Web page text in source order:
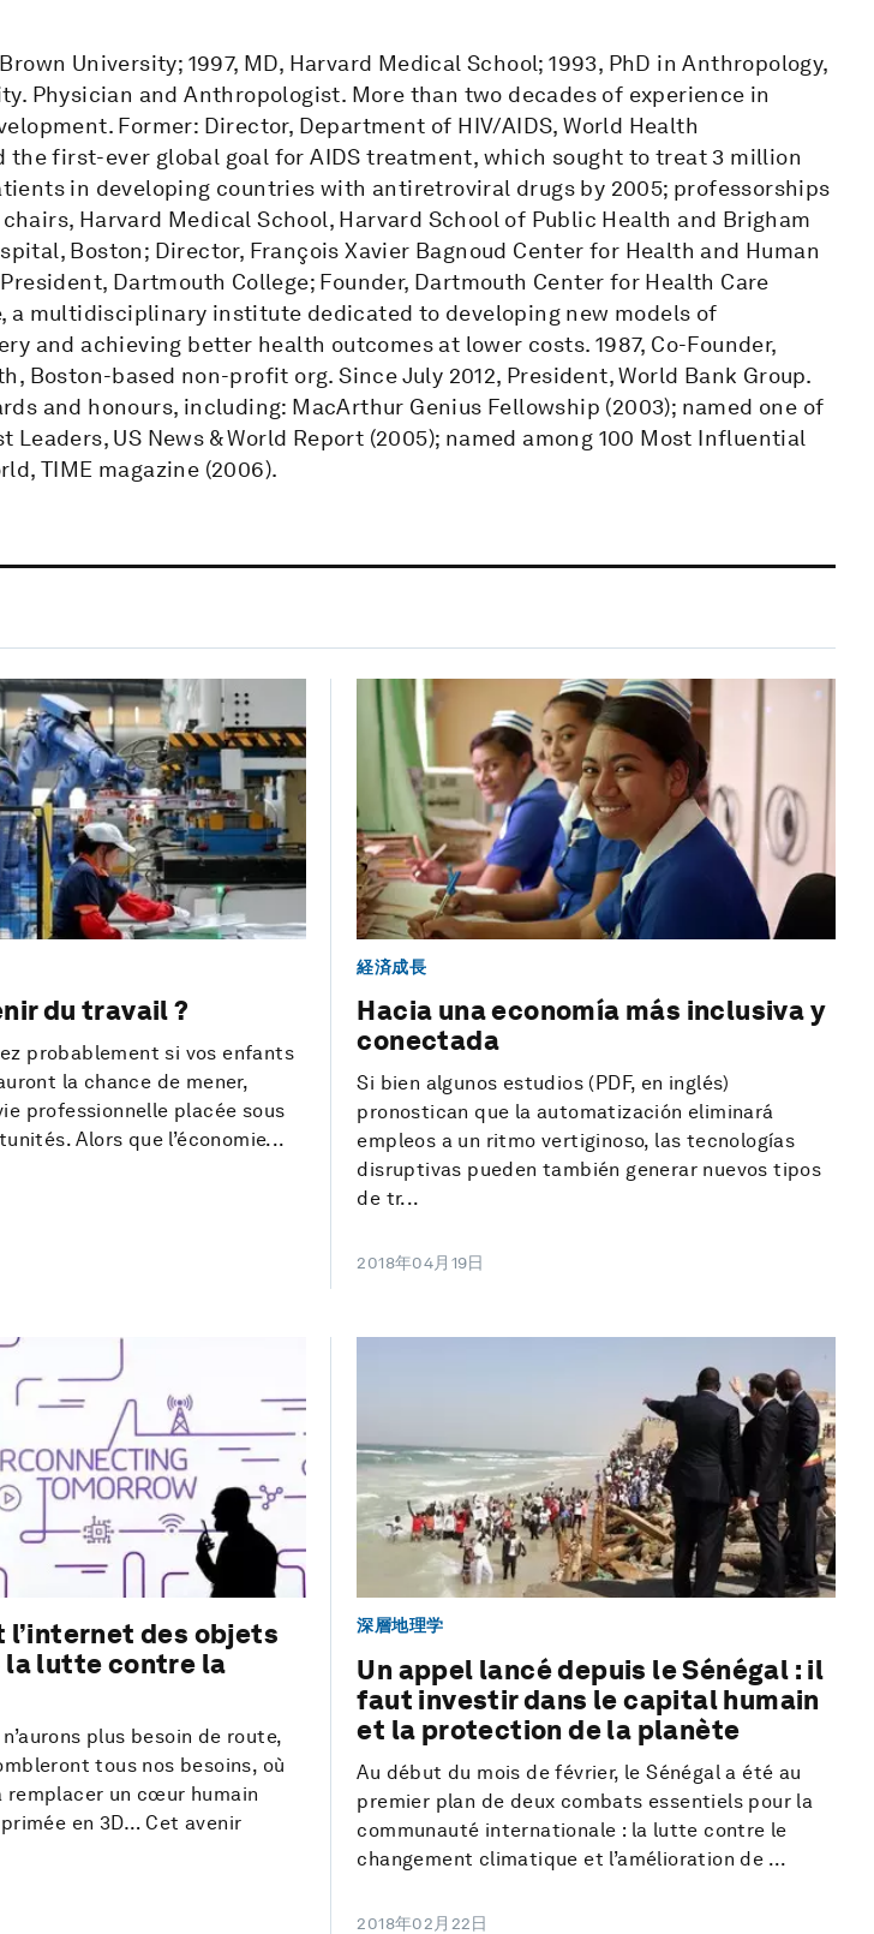
University; 1997, MD, Harvard Medical School; 1993, PhD in Anthropology,
Physician and Anthropologist. More than two decades of experience in
Former: Director, Department of HIV/AIDS, World Health
the first-ever global goal for AIDS treatment, which sought to treat 3 million
in developing countries with antiretroviral drugs by 2005; professorships
Harvard Medical School, Harvard School of Public Health and Brigham
Boston; Director, François Xavier Bagnoud Center for Health and Human
Dartmouth College; Founder, Dartmouth Center for Health Care
a multidisciplinary institute dedicated to developing new models of
and achieving better health outcomes at lower costs. 1987, Co-Founder,
Boston-based non-profit org. Since July 2012, President, World Bank Group.
and honours, including: MacArthur Genius Fellowship (2003); named one of
Leaders, US News & World Report (2005); named among 100 Most Influential
TIME magazine (2006).
du travail ?
probablement si vos enfants
la chance de mener,
professionnelle placée sous
Alors que l’économie...
経済成長
Hacia una economía más inclusiva y
conectada
Si bien algunos estudios (PDF, en inglés)
pronostican que la automatización eliminará
empleos a un ritmo vertiginoso, las tecnologías
disruptivas pueden también generar nuevos tipos
de tr...
2018年04月19日
l’internet des objets
la lutte contre la
plus besoin de route,
tous nos besoins, où
remplacer un cœur humain
en 3D… Cet avenir
深層地理学
Un appel lancé depuis le Sénégal : il
faut investir dans le capital humain
et la protection de la planète
Au début du mois de février, le Sénégal a été au
premier plan de deux combats essentiels pour la
communauté internationale : la lutte contre le
changement climatique et l’amélioration de ...
2018年02月22日